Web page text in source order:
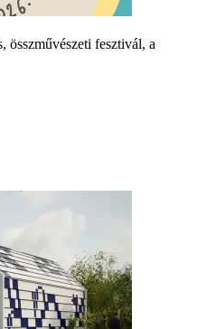
összművészeti fesztivál, a